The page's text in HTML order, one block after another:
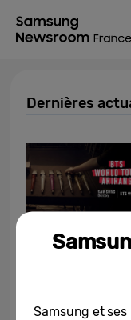
Dernières
Samsung et